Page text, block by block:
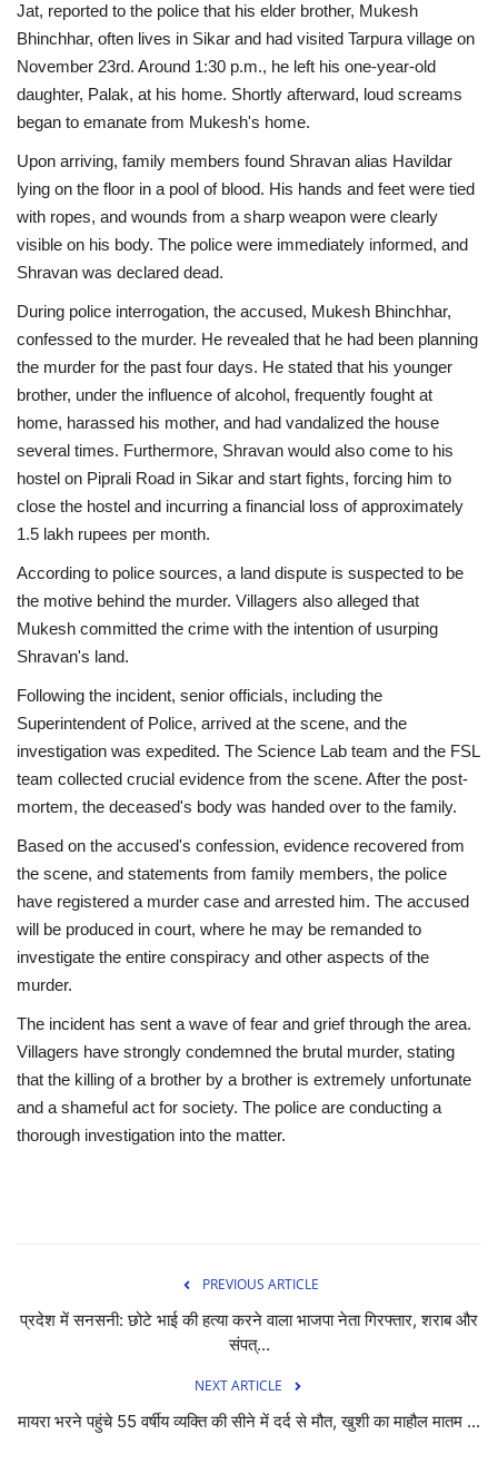
Jat, reported to the police that his elder brother, Mukesh
Bhinchhar, often lives in Sikar and had visited Tarpura village on
November 23rd. Around 1:30 p.m., he left his one-year-old
daughter, Palak, at his home. Shortly afterward, loud screams
began to emanate from Mukesh's home.
Upon arriving, family members found Shravan alias Havildar
lying on the floor in a pool of blood. His hands and feet were tied
with ropes, and wounds from a sharp weapon were clearly
visible on his body. The police were immediately informed, and
Shravan was declared dead.
During police interrogation, the accused, Mukesh Bhinchhar,
confessed to the murder. He revealed that he had been planning
the murder for the past four days. He stated that his younger
brother, under the influence of alcohol, frequently fought at
home, harassed his mother, and had vandalized the house
several times. Furthermore, Shravan would also come to his
hostel on Piprali Road in Sikar and start fights, forcing him to
close the hostel and incurring a financial loss of approximately
1.5 lakh rupees per month.
According to police sources, a land dispute is suspected to be
the motive behind the murder. Villagers also alleged that
Mukesh committed the crime with the intention of usurping
Shravan's land.
Following the incident, senior officials, including the
Superintendent of Police, arrived at the scene, and the
investigation was expedited. The Science Lab team and the FSL
team collected crucial evidence from the scene. After the post-
mortem, the deceased's body was handed over to the family.
Based on the accused's confession, evidence recovered from
the scene, and statements from family members, the police
have registered a murder case and arrested him. The accused
will be produced in court, where he may be remanded to
investigate the entire conspiracy and other aspects of the
murder.
The incident has sent a wave of fear and grief through the area.
Villagers have strongly condemned the brutal murder, stating
that the killing of a brother by a brother is extremely unfortunate
and a shameful act for society. The police are conducting a
thorough investigation into the matter.
PREVIOUS ARTICLE
प्रदेश में सनसनी: छोटे भाई की हत्या करने वाला भाजपा नेता गिरफ्तार, शराब और
संपत्...
NEXT ARTICLE
मायरा भरने पहुंचे 55 वर्षीय व्यक्ति की सीने में दर्द से मौत, खुशी का माहौल मातम ...